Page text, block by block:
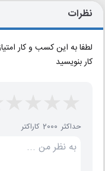
نظرات
لطفا به این کسب و کار
کار بنویسید
حداکثر 2000 کاراکتر